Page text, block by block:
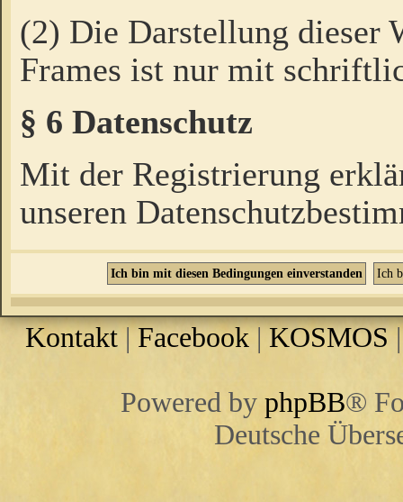
(2) Die Darstellung dieser
Frames ist nur mit
§ 6 Datenschutz
Mit der Registrierung
unseren
Kontakt |Facebook | KOSMOS
Powered by phpBB®
Deutsche